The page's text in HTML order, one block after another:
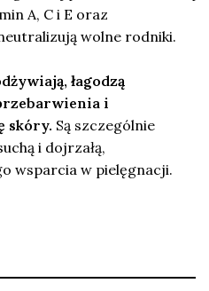
A, C i E oraz
wolne rodniki.
łagodzą
i
skóry. Są szczególnie
i dojrzałą,
wsparcia w pielęgnacji.